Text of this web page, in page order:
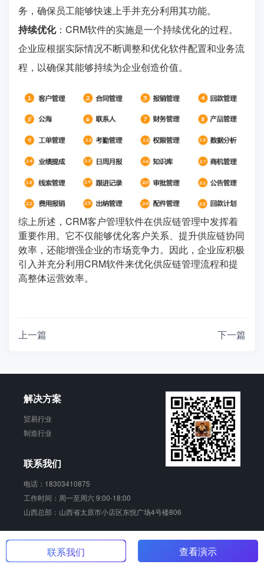
务，确保员工能够快速上手并充分利用其功能。
持续优化：CRM软件的实施是一个持续优化的过程。
企业应根据实际情况不断调整和优化软件配置和业务流
程，以确保其能够持续为企业创造价值。
综上所述，CRM客户管理软件在供应链管理中发挥着
重要作用。它不仅能够优化客户关系、提升供应链协同
效率，还能增强企业的市场竞争力。因此，企业应积极
引入并充分利用CRM软件来优化供应链管理流程和提
高整体运营效率。
上一篇 下一篇
解决方案
贸易行业
制造行业
联系我们
电话：18303410875
工作时间：周一至周六 9:00-18:00
山西总部：山西省太原市小店区东悦广场4号楼806
青动 版权所有
联系我们 查看演示